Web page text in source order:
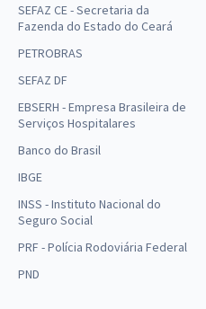
SEFAZ CE - Secretaria da
Fazenda do Estado do Ceará
PETROBRAS
SEFAZ DF
EBSERH - Empresa Brasileira de
Serviços Hospitalares
Banco do Brasil
IBGE
INSS - Instituto Nacional do
Seguro Social
PRF - Polícia Rodoviária Federal
PND